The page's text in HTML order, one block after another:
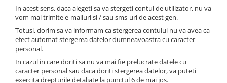
In acest sens, daca alegeti sa va stergeti contul de utilizator, nu va
vom mai trimite e-mailuri si / sau sms-uri de acest gen.
Totusi, dorim sa va informam ca stergerea contului nu va avea ca
efect automat stergerea datelor dumneavoastra cu caracter
personal.
In cazul in care doriti sa nu va mai fie prelucrate datele cu
caracter personal sau daca doriti stergerea datelor, va puteti
exercita drepturile detaliate la punctul 6 de mai jos.